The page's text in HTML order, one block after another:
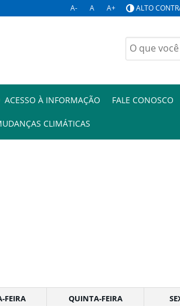
A- A A+ ALTO
Buscar
por:
ACESSO À INFORMAÇÃO FALE CONOSCO
CLIMÁTICAS
FEIRA QUINTA-FEIRA